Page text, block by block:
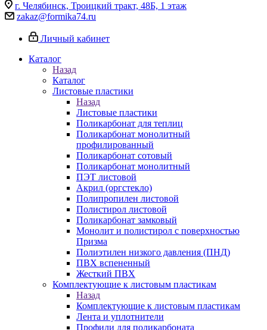
г. Челябинск, Троицкий тракт, 48Б, 1 этаж
zakaz@formika74.ru
Личный кабинет
Каталог
Назад
Каталог
Листовые пластики
Назад
Листовые пластики
Поликарбонат для теплиц
Поликарбонат монолитный
профилированный
Поликарбонат сотовый
Поликарбонат монолитный
ПЭТ листовой
Акрил (оргстекло)
Полипропилен листовой
Полистирол листовой
Поликарбонат замковый
Монолит и полистирол с поверхностью
Призма
Полиэтилен низкого давления (ПНД)
ПВХ вспененный
Жесткий ПВХ
Комплектующие к листовым пластикам
Назад
Комплектующие к листовым пластикам
Лента и уплотнители
Профили для поликарбоната